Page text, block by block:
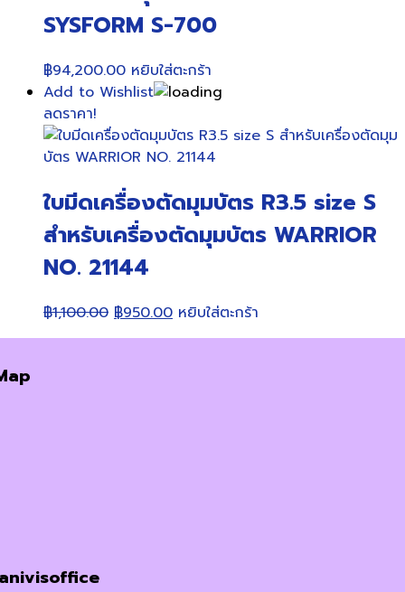
SYSFORM S-700
฿94,200.00 หยิบใส่ตะกร้า
Add to Wishlist
ลดราคา!
ใบมีดเครื่องตัดมุมบัตร R3.5 size S
สำหรับเครื่องตัดมุมบัตร WARRIOR
NO. 21144
฿1,100.00 Original
price
฿950.00Current
price
หยิบใส่ตะกร้า